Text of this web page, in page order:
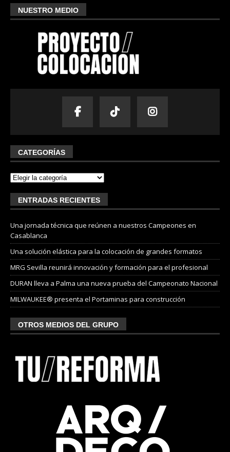
NUESTRO MEDIO
CATEGORÍAS
ENTRADAS RECIENTES
Una jornada técnica que reúnen a nuestros Campeones en
Casablanca
Una solución elástica para la colocación de grandes formatos
MRG Sevilla reunirá innovación y formación para el profesional
DURAN lleva a Palma una nueva prueba del Campeonato Nacional
MILWAUKEE® presenta el Portaminas para construcción
OTROS MEDIOS DEL GRUPO